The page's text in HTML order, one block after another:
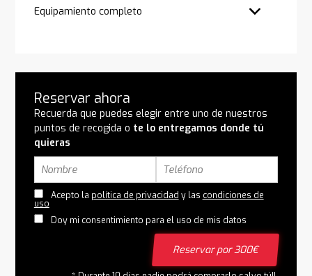
Equipamiento completo
Reservar ahora
Recuerda que puedes elegir entre uno de nuestros
puntos de recogida o te lo entregamos donde tú
quieras
Acepto la política de privacidad y las condiciones de
uso
Doy mi consentimiento para el uso de mis datos
Reservar por 300€